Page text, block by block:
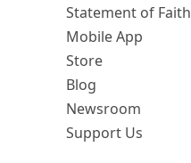
Statement of Faith
Mobile App
Store
Blog
Newsroom
Support Us